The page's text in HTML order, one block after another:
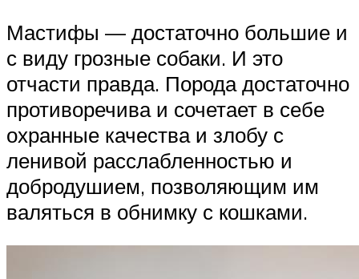
Мастифы — достаточно большие и
с виду грозные собаки. И это
отчасти правда. Порода достаточно
противоречива и сочетает в себе
охранные качества и злобу с
ленивой расслабленностью и
добродушием, позволяющим им
валяться в обнимку с кошками.